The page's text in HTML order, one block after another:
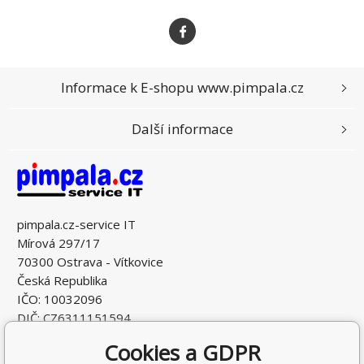
pimpala.cz-service IT
Mírová 297/17
70300 Ostrava - Vítkovice
Česká Republika
IČO: 10032096
DIČ: CZ6311151594
Informace k E-shopu www.pimpala.cz
Další informace
Cookies a GDPR